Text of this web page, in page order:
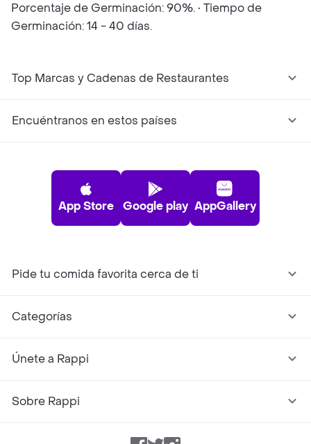
Porcentaje de Germinación: 90%. • Tiempo de
Germinación: 14 - 40 días.
Top Marcas y Cadenas de Restaurantes
Encuéntranos en estos países
App Store Google play AppGallery
Pide tu comida favorita cerca de ti
Categorías
Únete a Rappi
Sobre Rappi